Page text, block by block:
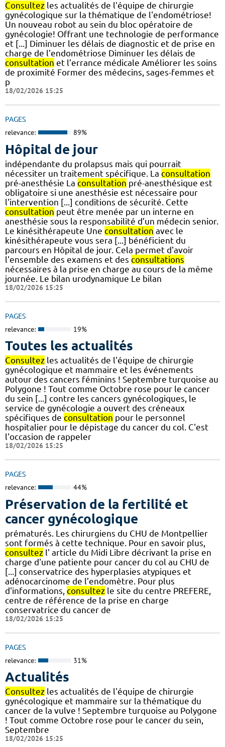
Consultez les actualités de l'équipe de chirurgie
gynécologique sur la thématique de l'endométriose!
Un nouveau robot au sein du bloc opératoire de
gynécologie! Offrant une technologie de performance
et [...] Diminuer les délais de diagnostic et de prise en
charge de l’endométriose Diminuer les délais de
consultation et l’errance médicale Améliorer les soins
de proximité Former des médecins, sages-femmes et
p
18/02/2026 15:25
PAGES
relevance: 89%
Hôpital de jour
indépendante du prolapsus mais qui pourrait
nécessiter un traitement spécifique. La consultation
pré-anesthésie La consultation pré-anesthésique est
obligatoire si une anesthésie est nécessaire pour
l'intervention [...] conditions de sécurité. Cette
consultation peut être menée par un interne en
anesthésie sous la responsabilité d’un médecin senior.
Le kinésithérapeute Une consultation avec le
kinésithérapeute vous sera [...] bénéficient du
parcours en Hôpital de jour. Cela permet d'avoir
l'ensemble des examens et des consultations
nécessaires à la prise en charge au cours de la même
journée. Le bilan urodynamique Le bilan
18/02/2026 15:25
PAGES
relevance: 19%
Toutes les actualités
Consultez les actualités de l'équipe de chirurgie
gynécologique et mammaire et les événements
autour des cancers féminins ! Septembre turquoise au
Polygone ! Tout comme Octobre rose pour le cancer
du sein [...] contre les cancers gynécologiques, le
service de gynécologie a ouvert des créneaux
spécifiques de consultation pour le personnel
hospitalier pour le dépistage du cancer du col. C'est
l'occasion de rappeler
18/02/2026 15:25
PAGES
relevance: 44%
Préservation de la fertilité et
cancer gynécologique
prématurés. Les chirurgiens du CHU de Montpellier
sont formés à cette technique. Pour en savoir plus,
consultez l' article du Midi Libre décrivant la prise en
charge d'une patiente pour cancer du col au CHU de
[...] conservatrice des hyperplasies atypiques et
adénocarcinome de l’endomètre. Pour plus
d'informations, consultez le site du centre PREFERE,
centre de référence de la prise en charge
conservatrice du cancer de
18/02/2026 15:25
PAGES
relevance: 31%
Actualités
Consultez les actualités de l'équipe de chirurgie
gynécologique et mammaire sur la thématique du
cancer de la vulve ! Septembre turquoise au Polygone
! Tout comme Octobre rose pour le cancer du sein,
Septembre
18/02/2026 15:25